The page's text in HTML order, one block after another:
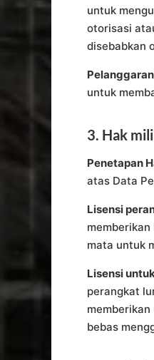
untuk
otorisasi
disebabkan
untuk
3. Hak
Penetapan
atas Data
Lisensi
mata untuk
Lisensi
perangkat
bebas